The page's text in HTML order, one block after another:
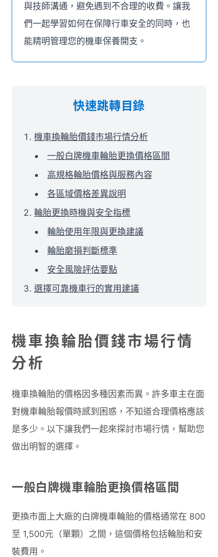
與技師溝通，避免遇到不合理的收費。讓我
們一起學習如何在保障行車安全的同時，也
能精明管理您的機車保養開支。
快速跳轉目錄
機車換輪胎價錢市場行情分析
一般白牌機車輪胎更換價格區間
高規格輪胎價格與服務內容
各區域價格差異說明
輪胎更換時機與安全指標
輪胎使用年限與更換建議
輪胎磨損判斷標準
安全風險評估要點
選擇可靠機車行的實用建議
機車換輪胎價錢市場行情
分析
機車換輪胎的價格因多種因素而異。許多車主在面
對機車輪胎報價時感到困惑，不知道合理價格應該
是多少。以下讓我們一起來探討市場行情，幫助您
做出明智的選擇。
一般白牌機車輪胎更換價格區間
更換市面上大廠的白牌機車輪胎的價格通常在 800
至 1,500元（單顆）之間，這個價格包括輪胎和安
裝費用。